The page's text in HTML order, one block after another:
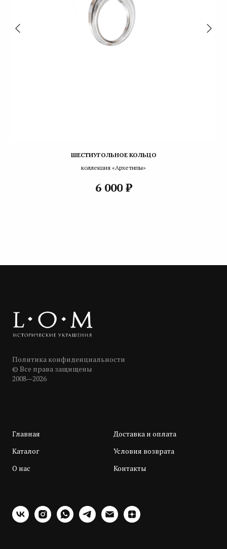
ШЕСТИУГОЛЬНОЕ КОЛЬЦО
коллекция «Архетипы»
6 000 ₽
Политика конфиденциальности
© Все права защищены
2008—2026
Главная
Каталог
О нас
Доставка и оплата
Условия возврата
Контакты